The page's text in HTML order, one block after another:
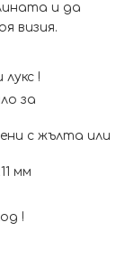
и да
визия.
!
за
с жълта или
мм
!